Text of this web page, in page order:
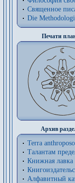
Священное
Die
Печати
Архив
Terra
Талантам
Книжная лавка
Алфавитный